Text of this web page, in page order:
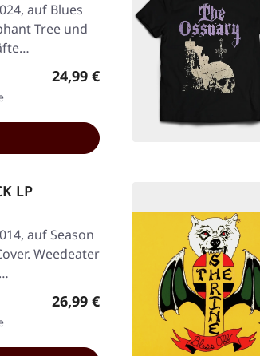
auf Blues
Tree und
Regulärer Preis:
24,99 €
LP
auf Season
Weedeater
Regulärer Preis:
26,99 €